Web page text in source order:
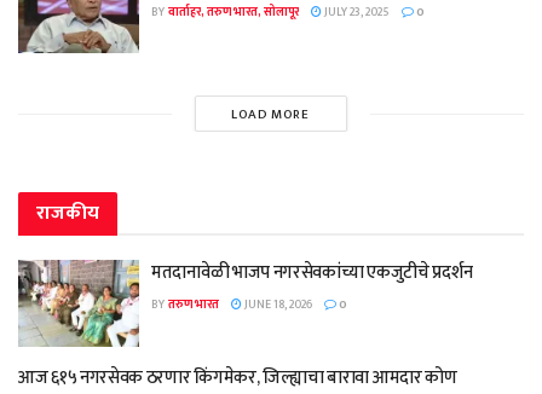
BYवार्ताहर, तरुण भारत, सोलापूर JULY 23, 2025 0
LOAD MORE
राजकीय
मतदानावेळी भाजप नगरसेवकांच्या एकजुटीचे प्रदर्शन
BYतरुण भारत JUNE 18, 2026 0
आज ६१५ नगरसेवक ठरणार किंगमेकर, जिल्ह्याचा बारावा आमदार कोण